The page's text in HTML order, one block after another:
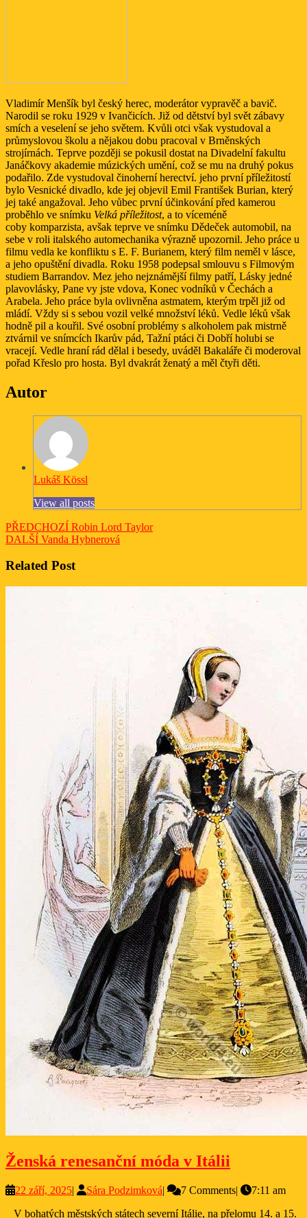
Vladimír Menšík byl český herec, moderátor vypravěč a bavič.
Narodil se roku 1929 v Ivančicích. Již od dětství byl svět zábavy
smích a veselení se jeho světem. Kvůli otci však vystudoval a
průmyslovou školu a nějakou dobu pracoval v Brněnských
strojírnách. Teprve později se pokusil dostat na Divadelní fakultu
Janáčkovy akademie múzických umění, což se mu na druhý pokus
podařilo. Zde vystudoval činoherní herectví. jeho první příležitostí
bylo Vesnické divadlo, kde jej objevil Emil František Burian, který
jej také angažoval. Jeho vůbec první účinkování před kamerou
proběhlo ve snímku Velká příležitost, a to víceméně
coby komparzista, avšak teprve ve snímku Dědeček automobil, na
sebe v roli italského automechanika výrazně upozornil. Jeho práce u
filmu vedla ke konfliktu s E. F. Burianem, který film neměl v lásce,
a jeho opuštění divadla. Roku 1958 podepsal smlouvu s Filmovým
studiem Barrandov. Mez jeho nejznámější filmy patří, Lásky jedné
plavovlásky, Pane vy jste vdova, Konec vodníků v Čechách a
Arabela. Jeho práce byla ovlivněna astmatem, kterým trpěl již od
mládí. Vždy si s sebou vozil velké množství léků. Vedle léků však
hodně pil a kouřil. Své osobní problémy s alkoholem pak mistrně
ztvárnil ve snímcích Ikarův pád, Tažní ptáci či Dobří holubi se
vracejí. Vedle hraní rád dělal i besedy, uváděl Bakaláře či moderoval
pořad Křeslo pro hosta. Byl dvakrát ženatý a měl čtyři děti.
Autor
Lukáš Kössl
View all posts
Navigace
pro
příspěvek
PŘEDCHOZÍ Previous
post:
Robin Lord Taylor
DALŠÍ Next
Vanda Hybnerová
Related Post
Ženská renesanční móda v Itálii
móda
22 září, 202522
2025
| Sára PodzimkováSára
| 7 Comments|
7:11 am
V bohatých městských státech severní Itálie, na přelomu 14. a 15.